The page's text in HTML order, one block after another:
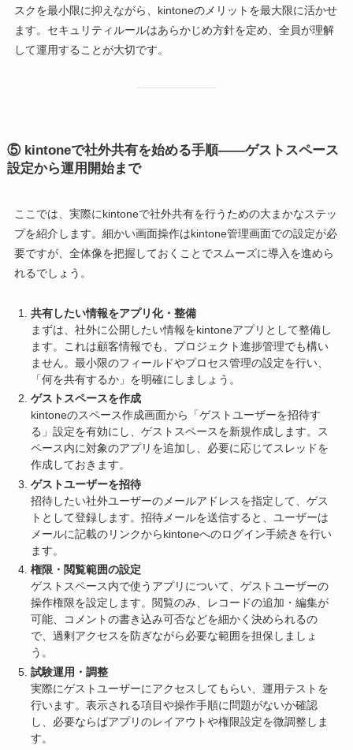
スクを最小限に抑えながら、kintoneのメリットを最大限に活かせ
ます。セキュリティルールはあらかじめ方針を定め、全員が理解
して運用することが大切です。
⑤ kintoneで社外共有を始める手順――ゲストスペース
設定から運用開始まで
ここでは、実際にkintoneで社外共有を行うための大まかなステッ
プを紹介します。細かい画面操作はkintone管理画面での設定が必
要ですが、全体像を把握しておくことでスムーズに導入を進めら
れるでしょう。
共有したい情報をアプリ化・整備
まずは、社外に公開したい情報をkintoneアプリとして整備し
ます。これは顧客情報でも、プロジェクト進捗管理でも構い
ません。最小限のフィールドやプロセス管理の設定を行い、
「何を共有するか」を明確にしましょう。
ゲストスペースを作成
kintoneのスペース作成画面から「ゲストユーザーを招待す
る」設定を有効にし、ゲストスペースを新規作成します。ス
ペース内に対象のアプリを追加し、必要に応じてスレッドを
作成しておきます。
ゲストユーザーを招待
招待したい社外ユーザーのメールアドレスを指定して、ゲス
トとして登録します。招待メールを送信すると、ユーザーは
メールに記載のリンクからkintoneへのログイン手続きを行い
ます。
権限・閲覧範囲の設定
ゲストスペース内で使うアプリについて、ゲストユーザーの
操作権限を設定します。閲覧のみ、レコードの追加・編集が
可能、コメントの書き込み可否などを細かく決められるの
で、過剰アクセスを防ぎながら必要な範囲を担保しましょ
う。
試験運用・調整
実際にゲストユーザーにアクセスしてもらい、運用テストを
行います。表示される項目や操作手順に問題がないか確認
し、必要ならばアプリのレイアウトや権限設定を微調整しま
す。